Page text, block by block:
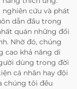
cứu và phát
dẫn đầu trong
quán những đổi
Nhờ đó, chúng
cao khả năng di
dùng trong đời
cá nhân hay đội
chúng tôi đều